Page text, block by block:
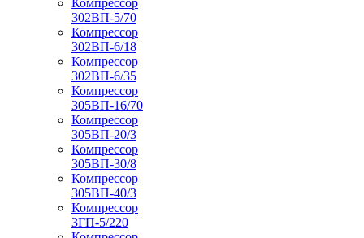
302ВП-5/70
Компрессор
302ВП-6/18
Компрессор
302ВП-6/35
Компрессор
305ВП-16/70
Компрессор
305ВП-20/3
Компрессор
305ВП-30/8
Компрессор
305ВП-40/3
Компрессор
3ГП-5/220